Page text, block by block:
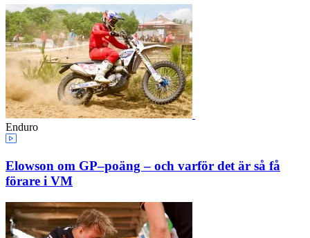
Enduro
Elowson om GP–poäng – och varför det är så få
förare i VM